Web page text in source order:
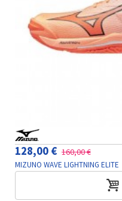
128,00 € 160,00 €
MIZUNO WAVE LIGHTNING ELITE